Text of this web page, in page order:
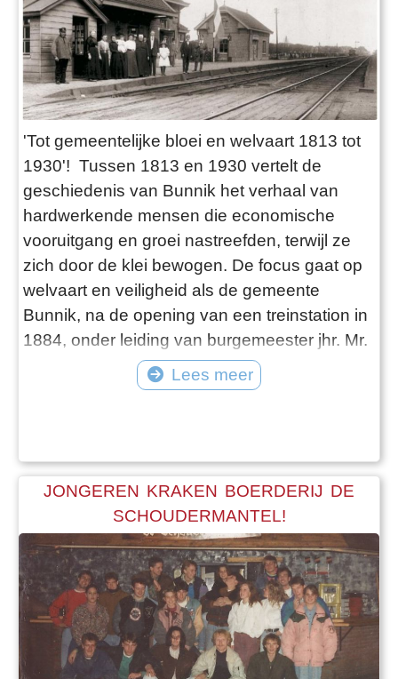
'Tot gemeentelijke bloei en welvaart 1813 tot
1930'! Tussen 1813 en 1930 vertelt de
geschiedenis van Bunnik het verhaal van
hardwerkende mensen die economische
vooruitgang en groei nastreefden, terwijl ze
zich door de klei bewogen. De focus gaat op
welvaart en veiligheid als de gemeente
Bunnik, na de opening van een treinstation in
1884, onder leiding van burgemeester jhr. Mr.
F.H. de Pesters, streeft naar gemeentelijke
welvaart. Deze periode zag een
veiligheid. Dit bracht werkgelegenheid en
economische
Lees meer
JONGEREN KRAKEN BOERDERIJ DE
SCHOUDERMANTEL!